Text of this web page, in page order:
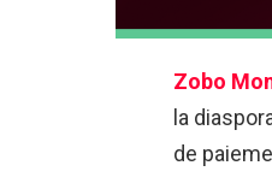
Zobo
la
de